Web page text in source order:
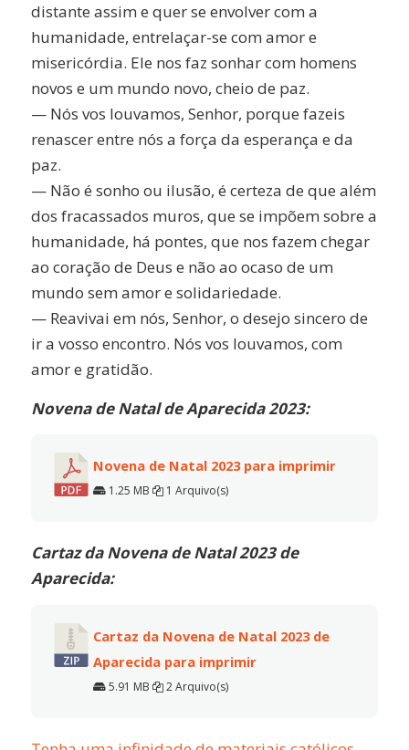
distante assim e quer se envolver com a
humanidade, entrelaçar-se com amor e
misericórdia. Ele nos faz sonhar com homens
novos e um mundo novo, cheio de paz.
— Nós vos louvamos, Senhor, porque fazeis
renascer entre nós a força da esperança e da
paz.
— Não é sonho ou ilusão, é certeza de que além
dos fracassados muros, que se impõem sobre a
humanidade, há pontes, que nos fazem chegar
ao coração de Deus e não ao ocaso de um
mundo sem amor e solidariedade.
— Reavivai em nós, Senhor, o desejo sincero de
ir a vosso encontro. Nós vos louvamos, com
amor e gratidão.
Novena de Natal de Aparecida 2023:
Novena de Natal 2023 para imprimir
1.25 MB 1 Arquivo(s)
Cartaz da Novena de Natal 2023 de
Aparecida:
Cartaz da Novena de Natal 2023 de
Aparecida para imprimir
5.91 MB 2 Arquivo(s)